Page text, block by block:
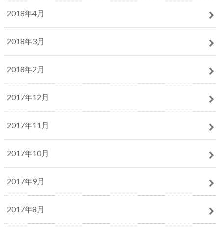
2018年4月
2018年3月
2018年2月
2017年12月
2017年11月
2017年10月
2017年9月
2017年8月